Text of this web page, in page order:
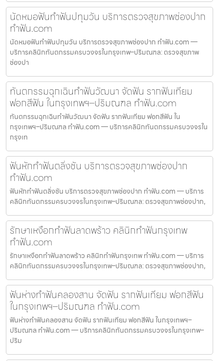
นัดหมอฟันทำฟันปทุมวัน บริการตรวจสุขภาพช่องปาก
ทำฟัน.com
นัดหมอฟันทำฟันปทุมวัน บริการตรวจสุขภาพช่องปาก ทำฟัน.com —
บริการคลินิกทันตกรรมครบวงจรในกรุงเทพ–ปริมณฑล: ตรวจสุขภาพ
ช่องปา
ทันตกรรมฉุกเฉินทำฟันวัฒนา จัดฟัน รากฟันเทียม
ฟอกสีฟัน ในกรุงเทพฯ–ปริมณฑล ทำฟัน.com
ทันตกรรมฉุกเฉินทำฟันวัฒนา จัดฟัน รากฟันเทียม ฟอกสีฟัน ใน
กรุงเทพฯ–ปริมณฑล ทำฟัน.com — บริการคลินิกทันตกรรมครบวงจรใน
กรุงเท
ฟันหักทำฟันตลิ่งชัน บริการตรวจสุขภาพช่องปาก
ทำฟัน.com
ฟันหักทำฟันตลิ่งชัน บริการตรวจสุขภาพช่องปาก ทำฟัน.com — บริการ
คลินิกทันตกรรมครบวงจรในกรุงเทพ–ปริมณฑล: ตรวจสุขภาพช่องปาก,
รักษาเหงือกทำฟันลาดพร้าว คลินิกทำฟันกรุงเทพ
ทำฟัน.com
รักษาเหงือกทำฟันลาดพร้าว คลินิกทำฟันกรุงเทพ ทำฟัน.com — บริการ
คลินิกทันตกรรมครบวงจรในกรุงเทพ–ปริมณฑล: ตรวจสุขภาพช่องปาก,
ฟันห่างทำฟันคลองสาน จัดฟัน รากฟันเทียม ฟอกสีฟัน
ในกรุงเทพฯ–ปริมณฑล ทำฟัน.com
ฟันห่างทำฟันคลองสาน จัดฟัน รากฟันเทียม ฟอกสีฟัน ในกรุงเทพฯ–
ปริมณฑล ทำฟัน.com — บริการคลินิกทันตกรรมครบวงจรในกรุงเทพ–
ปริม